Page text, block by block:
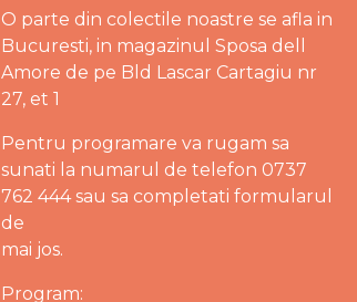
O parte din colectile noastre se afla in
Bucuresti, in magazinul Sposa dell
Amore de pe Bld Lascar Cartagiu nr
27, et 1
Pentru programare va rugam sa
sunati la numarul de telefon 0737
762 444 sau sa completati formularul
de
mai jos.
Program: